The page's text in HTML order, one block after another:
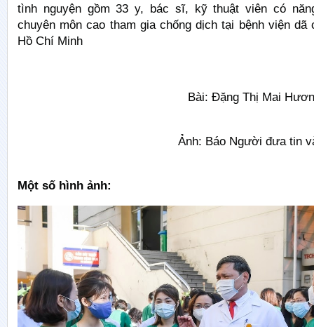
tình nguyện gồm 33 y, bác sĩ, kỹ thuật viên có
chuyên môn cao tham gia chống dịch tại bệnh viện
Hồ Chí Minh
Bài: Đặng Thị Mai
Ảnh: Báo Người đưa tin và
Một số hình ảnh: